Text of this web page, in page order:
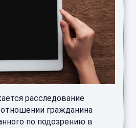
расследование
отношении гражданина
по подозрению в